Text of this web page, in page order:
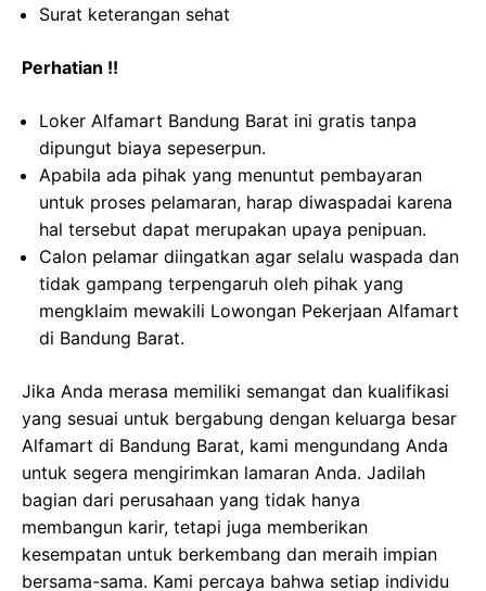
Surat keterangan sehat
Perhatian !!
Loker Alfamart Bandung Barat ini gratis tanpa
dipungut biaya sepeserpun.
Apabila ada pihak yang menuntut pembayaran
untuk proses pelamaran, harap diwaspadai karena
hal tersebut dapat merupakan upaya penipuan.
Calon pelamar diingatkan agar selalu waspada dan
tidak gampang terpengaruh oleh pihak yang
mengklaim mewakili Lowongan Pekerjaan Alfamart
di Bandung Barat.
Jika Anda merasa memiliki semangat dan kualifikasi
yang sesuai untuk bergabung dengan keluarga besar
Alfamart di Bandung Barat, kami mengundang Anda
untuk segera mengirimkan lamaran Anda. Jadilah
bagian dari perusahaan yang tidak hanya
membangun karir, tetapi juga memberikan
kesempatan untuk berkembang dan meraih impian
bersama-sama. Kami percaya bahwa setiap individu